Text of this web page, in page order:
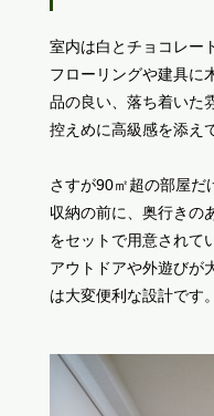
室内は白とチョコレー
フローリングや建具に
品の良い、落ち着いた
控えめに高級感を添え
さすが90㎡超の部屋だ
収納の前に、奥行きの
をセットで用意されて
アウトドアや外遊びが
は大変便利な設計です。